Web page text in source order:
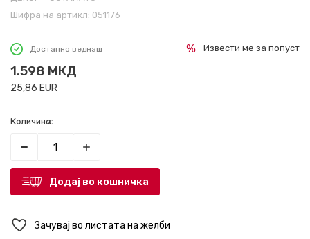
Шифра на артикл: 051176
Достапно веднаш
1.598 МКД
25,86 EUR
Извести ме за попуст
Количина:
Додај во кошничка
Зачувај во листата на желби